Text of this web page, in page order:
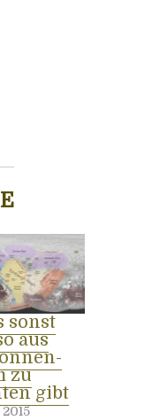
sonst
aus
zu
gibt